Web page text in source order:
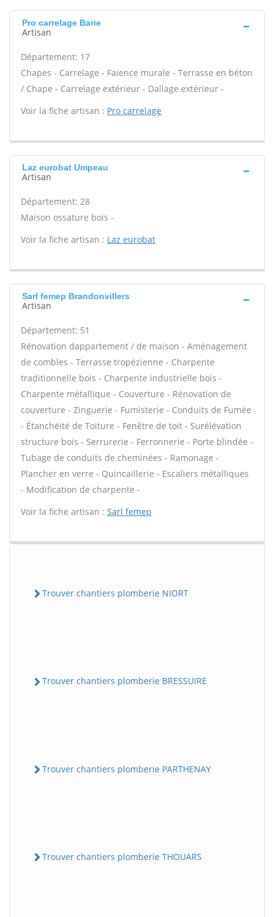
Pro carrelage Barie
Artisan
Département: 17
Chapes - Carrelage - Faïence murale - Terrasse en béton
/ Chape - Carrelage extérieur - Dallage extérieur -
Voir la fiche artisan : Pro carrelage
Laz eurobat Umpeau
Artisan
Département: 28
Maison ossature bois -
Voir la fiche artisan : Laz eurobat
Sarl femep Brandonvillers
Artisan
Département: 51
Rénovation dappartement / de maison - Aménagement
de combles - Terrasse tropézienne - Charpente
traditionnelle bois - Charpente industrielle bois -
Charpente métallique - Couverture - Rénovation de
couverture - Zinguerie - Fumisterie - Conduits de Fumée
- Étanchéité de Toiture - Fenêtre de toit - Surélévation
structure bois - Serrurerie - Ferronnerie - Porte blindée -
Tubage de conduits de cheminées - Ramonage -
Plancher en verre - Quincaillerie - Escaliers métalliques
- Modification de charpente -
Voir la fiche artisan : Sarl femep
Trouver chantiers plomberie NIORT
Trouver chantiers plomberie BRESSUIRE
Trouver chantiers plomberie PARTHENAY
Trouver chantiers plomberie THOUARS